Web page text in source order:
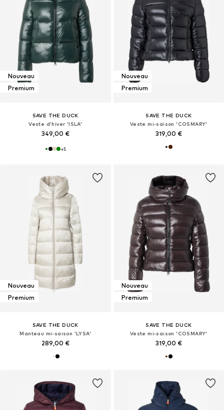
Nouveau
Premium
SAVE THE DUCK
Veste d’hiver 'ISLA'
349,00 €
+5
Nouveau
Premium
SAVE THE DUCK
Veste mi-saison 'COSMARY'
319,00 €
Nouveau
Premium
SAVE THE DUCK
Manteau mi-saison 'LYSA'
289,00 €
Nouveau
Premium
SAVE THE DUCK
Veste mi-saison 'COSMARY'
319,00 €